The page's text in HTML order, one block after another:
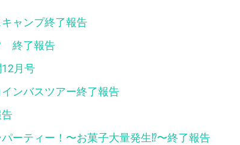
ャンプ終了報告
終了報告
月号
ンバスツアー終了報告
ーティー！〜お菓子大量発生⁉︎〜終了報告